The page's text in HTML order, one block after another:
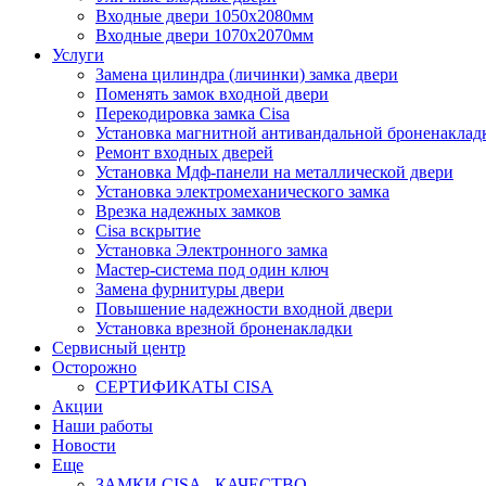
Входные двери 1050х2080мм
Входные двери 1070х2070мм
Услуги
Замена цилиндра (личинки) замка двери
Поменять замок входной двери
Перекодировка замка Cisa
Установка магнитной антивандальной
Ремонт входных дверей
Установка Мдф-панели на металлической двери
Установка электромеханического замка
Врезка надежных замков
Сisa вскрытие
Установка Электронного замка
Мастер-система под один ключ
Замена фурнитуры двери
Повышение надежности входной двери
Установка врезной броненакладки
Сервисный центр
Осторожно
СЕРТИФИКАТЫ CISA
Акции
Наши работы
Новости
Еще